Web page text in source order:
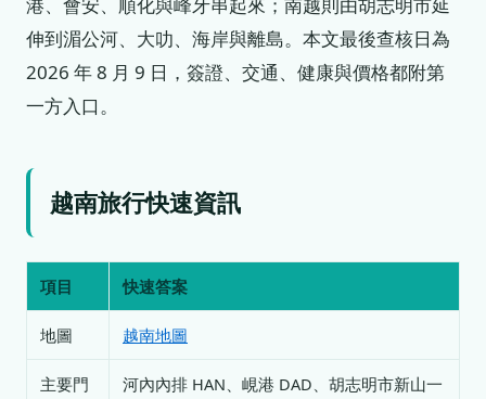
伸到湄公河、大叻、海岸與離島。本文最後查核日為
2026 年 8 月 9 日，簽證、交通、健康與價格都附第
一方入口。
越南旅行快速資訊
項目 快速答案
地圖 越南地圖
主要門
河內內排 HAN、峴港 DAD、胡志明市新山一